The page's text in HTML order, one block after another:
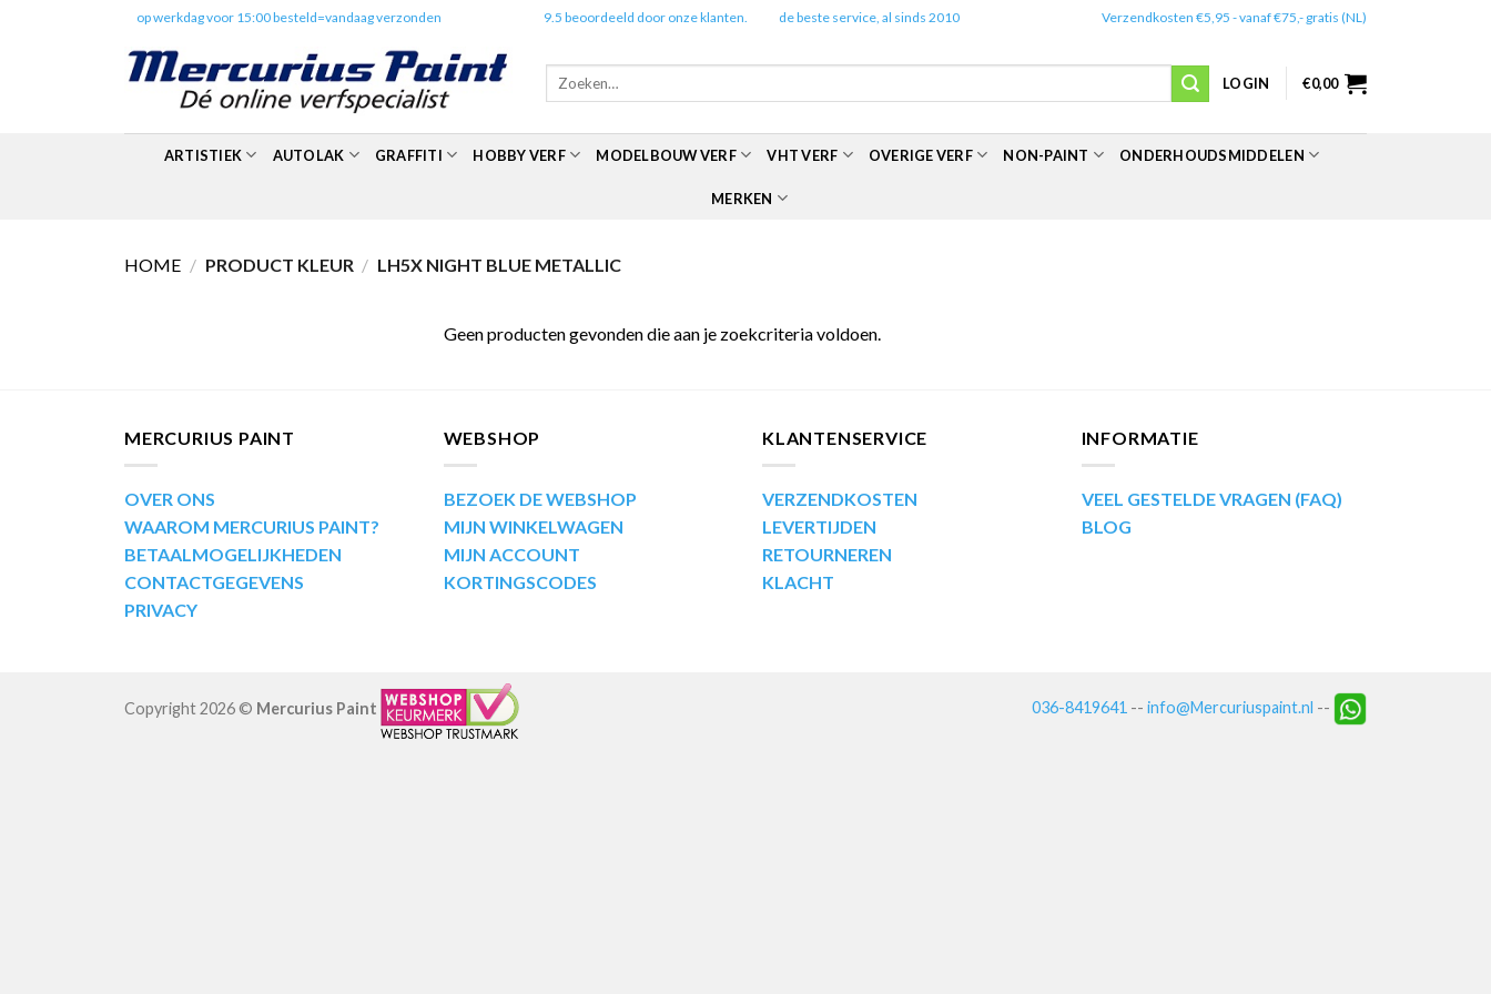
op werkdag voor 15:00 besteld=vandaag verzonden 9.5 beoordeeld door onze klanten. de beste service, al sinds 2010 Verzendkosten €5,95 - vanaf €75,- gratis (NL)
Zoeken
LOGIN €0,00
ARTISTIEK AUTOLAK GRAFFITI HOBBY VERF MODELBOUW VERF VHT VERF OVERIGE VERF NON-PAINT ONDERHOUDSMIDDELEN
MERKEN
HOME / PRODUCT KLEUR / LH5X NIGHT BLUE METALLIC
Geen producten gevonden die aan je zoekcriteria voldoen.
MERCURIUS PAINT
OVER ONS
WAAROM MERCURIUS PAINT?
BETAALMOGELIJKHEDEN
CONTACTGEGEVENS
PRIVACY
WEBSHOP
BEZOEK DE WEBSHOP
MIJN WINKELWAGEN
MIJN ACCOUNT
KORTINGSCODES
KLANTENSERVICE
VERZENDKOSTEN
LEVERTIJDEN
RETOURNEREN
KLACHT
INFORMATIE
VEEL GESTELDE VRAGEN (FAQ)
BLOG
036-8419641 -- info@Mercuriuspaint.nl --
Copyright 2026 © Mercurius Paint